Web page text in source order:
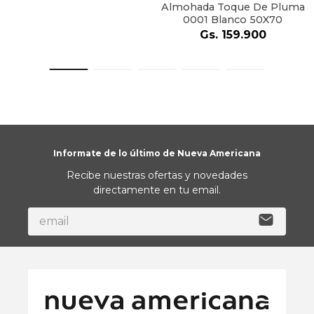
Almohada Toque De Pluma
0001 Blanco 50X70
Gs. 159.900
Informate de lo último de Nueva Americana
Recibe nuestras ofertas y novedades
directamente en tu email.